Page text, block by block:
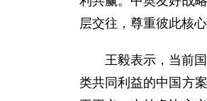
层交往，尊重彼此核
王毅表示，当前
类共同利益的中国方